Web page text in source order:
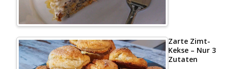
Zarte Zimt-
Kekse – Nur 3
Zutaten